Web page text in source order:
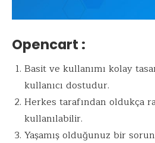
Opencart :
Basit ve kullanımı kolay
kullanıcı dostudur.
Herkes tarafından oldukça
kullanılabilir.
Yaşamış olduğunuz bir